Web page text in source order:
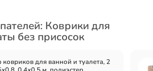
Коврики для
без присосок
для ванной и туалета, 2